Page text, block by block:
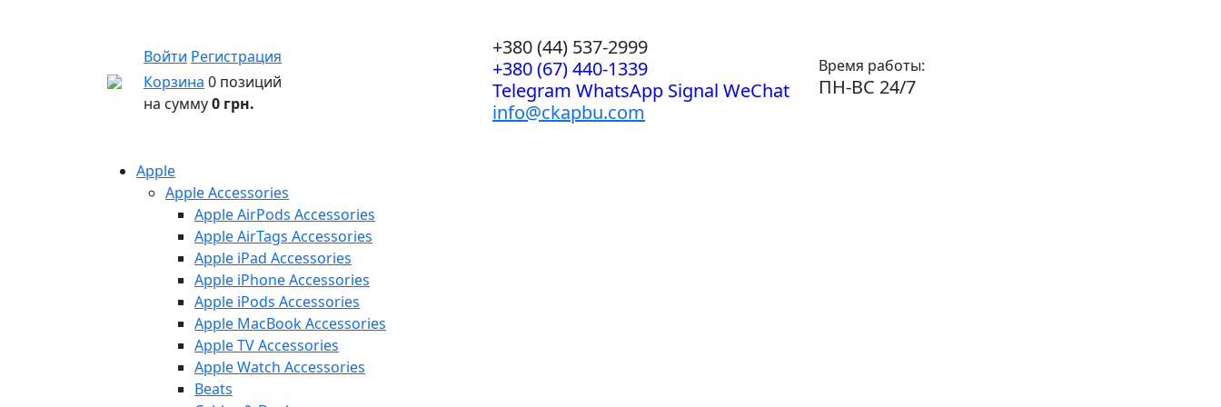
Войти Регистрация
Корзина 0 позиций
на сумму0 грн.
+380 (44) 537-2999
+380 (67) 440-1339
Telegram WhatsApp Signal WeChat
info@ckapbu.com
Время работы:
ПН-ВС 24/7
Apple
Apple Accessories
Apple AirPods Accessories
Apple AirTags Accessories
Apple iPad Accessories
Apple iPhone Accessories
Apple iPods Accessories
Apple MacBook Accessories
Apple TV Accessories
Apple Watch Accessories
Beats